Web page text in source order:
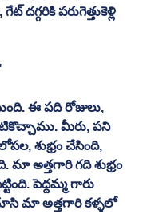
దగ్గరికి పరుగెత్తుకెళ్లి
మీరు, పని
శుభ్రం చేసింది,
మా అత్తగారి గది శుభ్రం
పెద్దమ్మ గారు
మా అత్తగారి కళ్ళలో